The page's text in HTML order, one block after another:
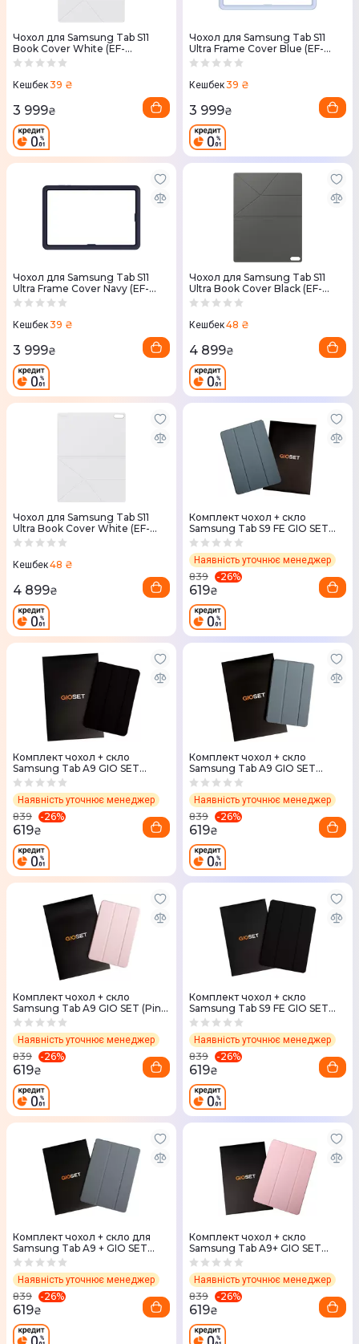
Чохол для Samsung Tab S11
Book Cover White (EF-
BX730PWEGWW)
Кешбек39 ₴
3 999₴
Чохол для Samsung Tab S11
Ultra Frame Cover Blue (EF-
JX930CLEGWW)
Кешбек39 ₴
3 999₴
Чохол для Samsung Tab S11
Ultra Frame Cover Navy (EF-
JX930CNEGWW)
Кешбек39 ₴
3 999₴
Чохол для Samsung Tab S11
Ultra Book Cover Black (EF-
BX930PBEGWW)
Кешбек48 ₴
4 899₴
Чохол для Samsung Tab S11
Ultra Book Cover White (EF-
BX930PWEGWW)
Кешбек48 ₴
4 899₴
Комплект чохол + скло
Samsung Tab S9 FE GIO SET
(Alaskan Blue)
Наявність уточнює менеджер
839 -26%
619₴
Комплект чохол + скло
Samsung Tab A9 GIO SET
(Black)
Наявність уточнює менеджер
839 -26%
619₴
Комплект чохол + скло
Samsung Tab A9 GIO SET
(Alaskan Blue)
Наявність уточнює менеджер
839 -26%
619₴
Комплект чохол + скло
Samsung Tab A9 GIO SET (Pink
Sand)
Наявність уточнює менеджер
839 -26%
619₴
Комплект чохол + скло
Samsung Tab S9 FE GIO SET
(Black)
Наявність уточнює менеджер
839 -26%
619₴
Комплект чохол + скло для
Samsung Tab A9 + GIO SET
(Alaskan Blue)
Наявність уточнює менеджер
839 -26%
619₴
Комплект чохол + скло
Samsung Tab A9+ GIO SET
(Pink Sand)
Наявність уточнює менеджер
839 -26%
619₴